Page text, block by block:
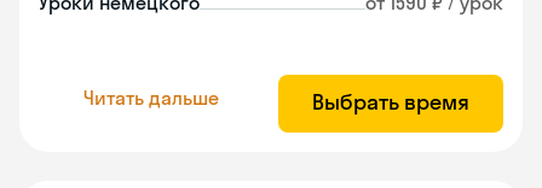
Читать дальше Выбрать время